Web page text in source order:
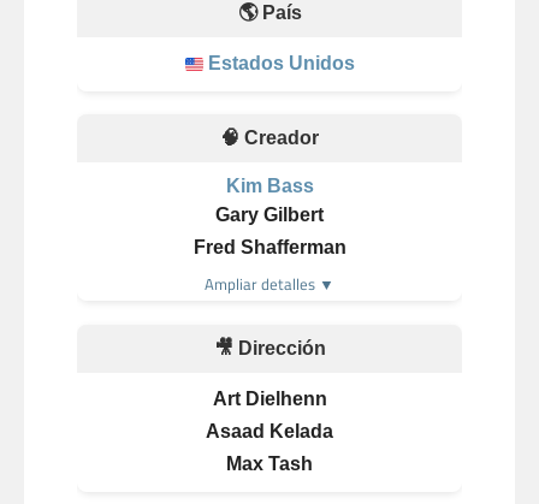
🌎 País
Estados Unidos
🧠 Creador
Kim Bass
Gary Gilbert
Fred Shafferman
Ampliar detalles ▼
🎥 Dirección
Art Dielhenn
Asaad Kelada
Max Tash